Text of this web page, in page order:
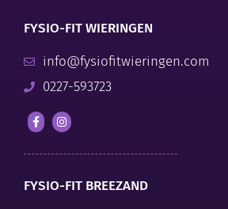
FYSIO-FIT WIERINGEN
info@fysiofitwieringen.com
0227-593723
FYSIO-FIT BREEZAND